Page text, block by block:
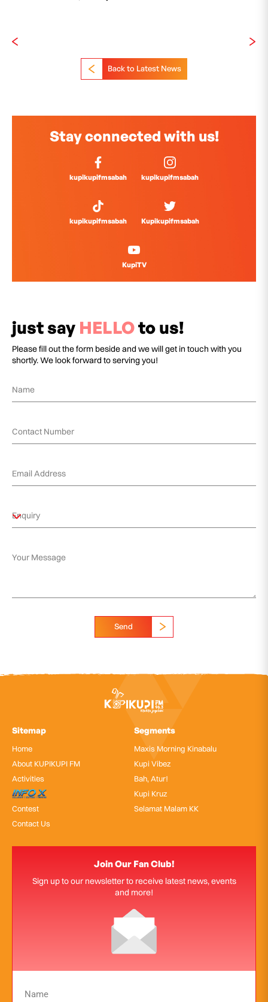
Back to Latest News
Stay connected with us!
kupikupifmsabah kupikupifmsabah
kupikupifmsabah Kupikupifmsabah
KupiTV
just say HELLOto us!
Please fill out the form beside and we will get in touch with you
shortly. We look forward to serving you!
Send
Sitemap
Home
About KUPIKUPI FM
Activities
InfoX
Contest
Contact Us
Segments
Maxis Morning Kinabalu
Kupi Vibez
Bah, Atur!
Kupi Kruz
Selamat Malam KK
Join Our Fan Club!
Sign up to our newsletter to receive latest news, events
and more!